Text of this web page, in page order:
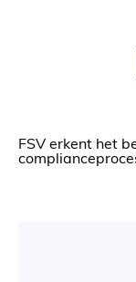
FSV erkent het